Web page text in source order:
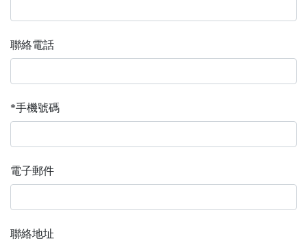
聯絡電話
*手機號碼
電子郵件
聯絡地址